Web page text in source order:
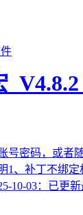
号密码，或者
1、补丁不绑定
10-03：已更新